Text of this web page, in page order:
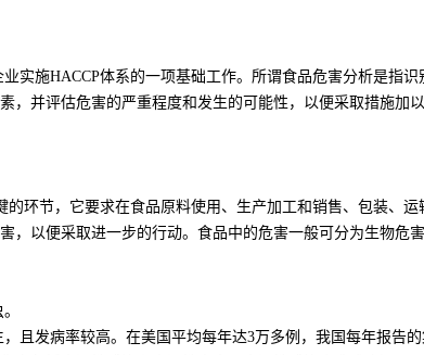
实施HACCP体系的一项基础工作。所谓食品危害分析是指
，并评估危害的严重程度和发生的可能性，以便采取措施加
节，它要求在食品原料使用、生产加工和销售、包装、运
，以便采取进一步的行动。食品中的危害一般可分为生物危
发病率较高。在美国平均每年达3万多例，我国每年报告的